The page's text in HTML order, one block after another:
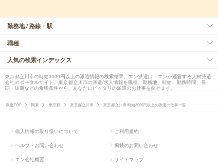
勤務地 / 路線・駅
職種
人気の検索インデックス
東京都立川市の時給3000円以上の派遣情報の検索結果。エン派遣は、エンが運営する人材派遣
会社のポータルサイト。東京都立川市の派遣/求人情報を職種、勤務地、時給、勤務時間、長
期・短期などの希望条件から、あなたにピッタリの派遣のお仕事を探せます。
派遣TOP 関東 東京都 東京都立川市 東京都立川市 時給3000円以上の派遣の仕事一覧
個人情報の取り扱いについて ご利用規約
ヘルプ・お問い合わせ 掲載のお問い合わせ
エン会社概要 サイトマップ